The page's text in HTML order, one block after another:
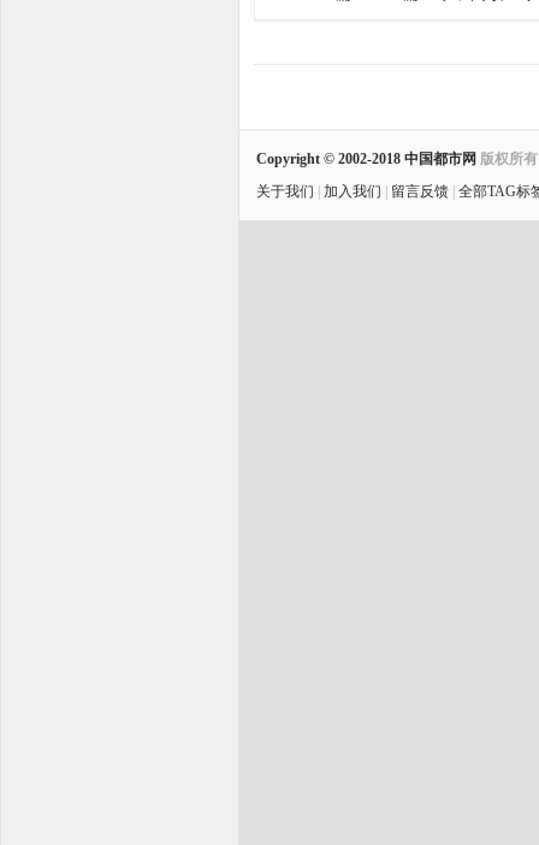
Copyright © 2002-2018 中国都市网 版权所
关于我们
加入我们 留言反馈 全部TAG标